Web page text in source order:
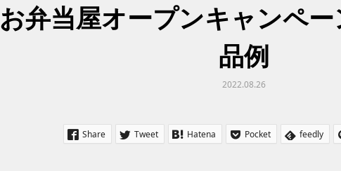
お弁当屋オープンキャンペ
品例
2022.08.26
Share Tweet Hatena Pocket feedly